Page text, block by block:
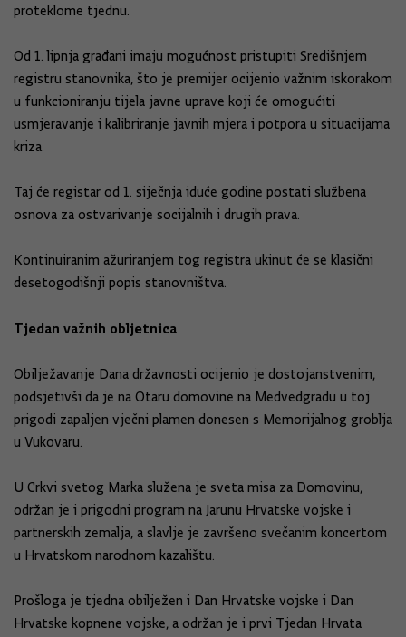
proteklome tjednu.
Od 1. lipnja građani imaju mogućnost pristupiti Središnjem
registru stanovnika, što je premijer ocijenio važnim iskorakom
u funkcioniranju tijela javne uprave koji će omogućiti
usmjeravanje i kalibriranje javnih mjera i potpora u situacijama
kriza.
Taj će registar od 1. siječnja iduće godine postati službena
osnova za ostvarivanje socijalnih i drugih prava.
Kontinuiranim ažuriranjem tog registra ukinut će se klasični
desetogodišnji popis stanovništva.
Tjedan važnih obljetnica
Obilježavanje Dana državnosti ocijenio je dostojanstvenim,
podsjetivši da je na Otaru domovine na Medvedgradu u toj
prigodi zapaljen vječni plamen donesen s Memorijalnog groblja
u Vukovaru.
U Crkvi svetog Marka služena je sveta misa za Domovinu,
održan je i prigodni program na Jarunu Hrvatske vojske i
partnerskih zemalja, a slavlje je završeno svečanim koncertom
u Hrvatskom narodnom kazalištu.
Prošloga je tjedna obilježen i Dan Hrvatske vojske i Dan
Hrvatske kopnene vojske, a održan je i prvi Tjedan Hrvata